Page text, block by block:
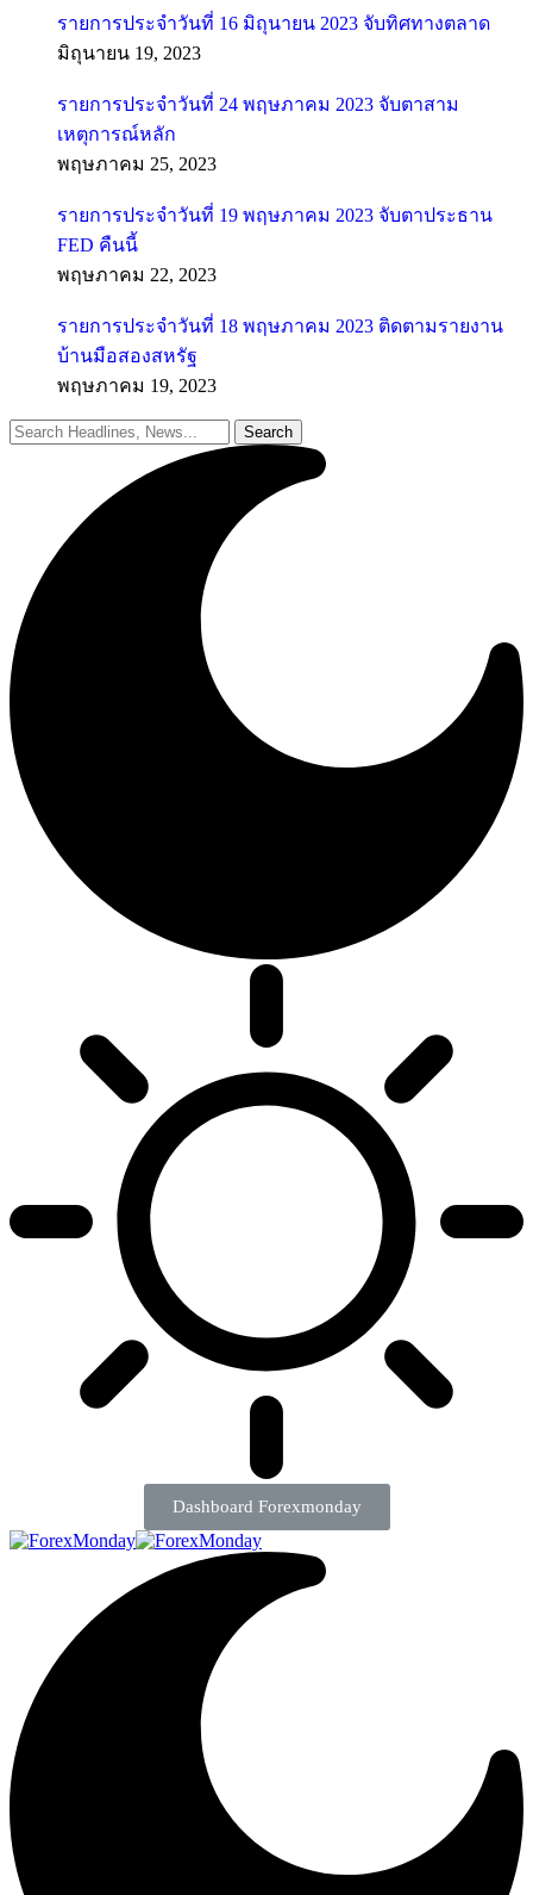
รายการประจำวันที่ 16 มิถุนายน 2023 จับทิศทางตลาด
มิถุนายน 19, 2023
รายการประจำวันที่ 24 พฤษภาคม 2023 จับตาสาม
เหตุการณ์หลัก
พฤษภาคม 25, 2023
รายการประจำวันที่ 19 พฤษภาคม 2023 จับตาประธาน
FED คืนนี้
พฤษภาคม 22, 2023
รายการประจำวันที่ 18 พฤษภาคม 2023 ติดตามรายงาน
บ้านมือสองสหรัฐ
พฤษภาคม 19, 2023
Dashboard Forexmonday